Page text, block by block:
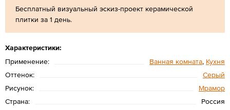
Бесплатный визуальный эскиз-проект керамической
плитки за 1 день.
Характеристики:
Применение:
Ванная комната, Кухня
Оттенок:
Серый
Рисунок:
Мрамор
Страна:
Россия